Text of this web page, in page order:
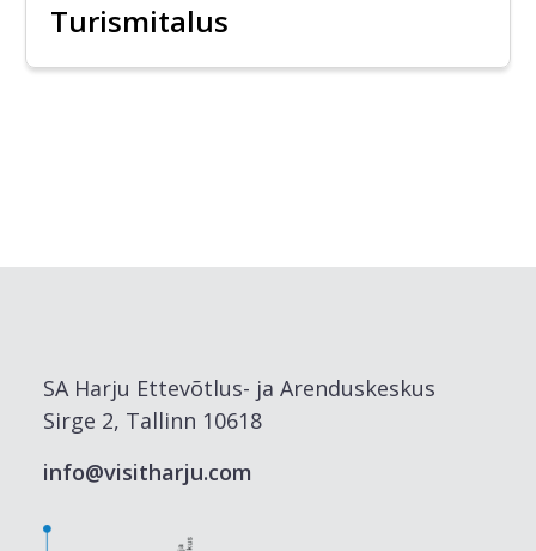
Turismitalus
SA Harju Ettevõtlus- ja Arenduskeskus
Sirge 2, Tallinn 10618
info@visitharju.com